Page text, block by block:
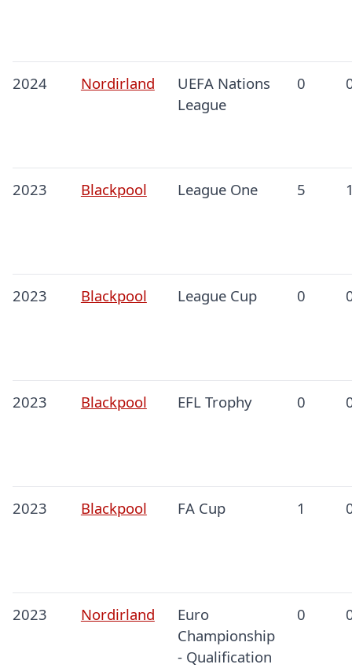
2024 Nordirland
UEFA Nations
League
0
2023 Blackpool League One 5
2023 Blackpool League Cup 0
2023 Blackpool EFL Trophy 0
2023 Blackpool FA Cup 1
2023 Nordirland
Euro
Championship
- Qualification
0